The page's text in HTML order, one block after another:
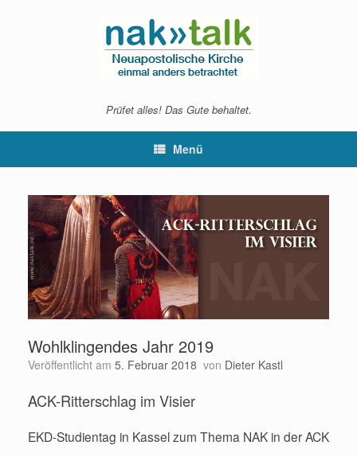
Prüfet alles! Das Gute behaltet.
Menü
Wohlklingendes Jahr 2019
Veröffentlicht am 5. Februar 2018 von Dieter Kastl
ACK-Ritterschlag im Visier
EKD-Studientag in Kassel zum Thema NAK in der ACK